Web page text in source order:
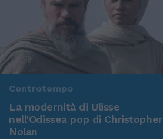
Controtempo
La modernità di Ulisse
nell'Odissea pop di Christopher
Nolan